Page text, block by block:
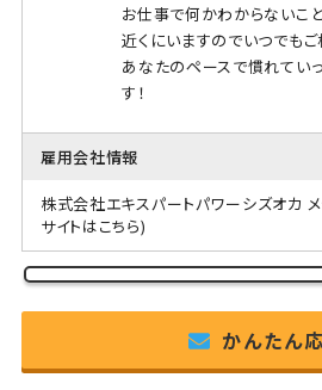
お仕事で何かわからないこ
近くにいますのでいつでもご
あなたのペースで慣れてい
す！
雇用会社情報
株式会社エキスパートパワーシズオカ
サイトはこちら)
かんたん